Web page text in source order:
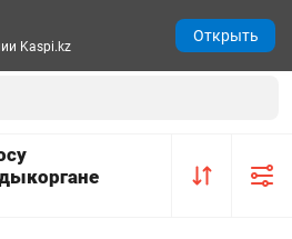
Kaspi.kz
Открыть